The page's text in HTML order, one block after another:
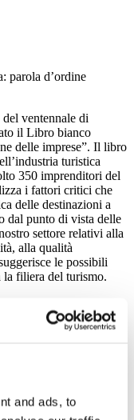
and ads, to
parola d’ordine
ventennale di
il Libro bianco
delle imprese”. Il libro
turistica
350 imprenditori del
i fattori critici che
delle destinazioni a
dal punto di vista delle
settore relativi alla
alla qualità
le possibili
la filiera del turismo.